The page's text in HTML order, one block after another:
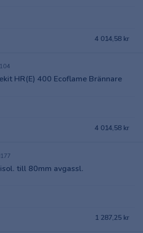
4 014,58 kr
HR(E) 400 Ecoflame Brännare
4 014,58 kr
till 80mm avgassl.
1 287,25 kr